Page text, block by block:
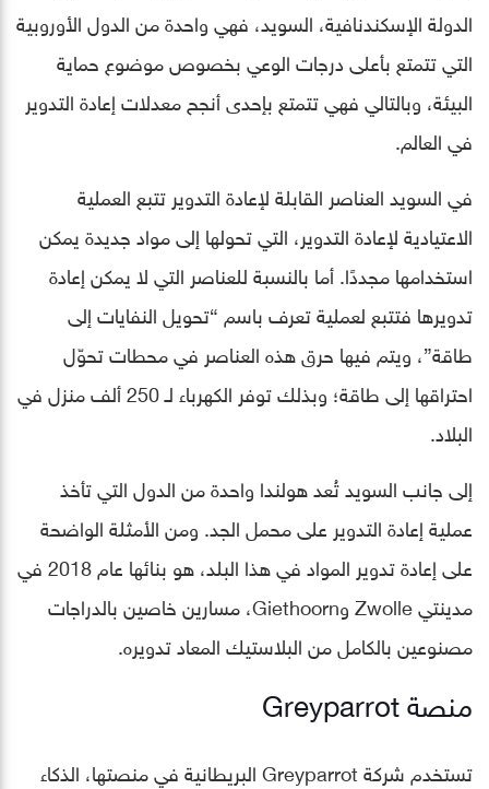
الدولة الإسكندنافية، السويد، فهي واحدة من الدول الأوروبية
التي تتمتع بأعلى درجات الوعي بخصوص موضوع حماية
البيئة، وبالتالي فهي تتمتع بإحدى أنجح معدلات إعادة التدوير
في العالم.
في السويد العناصر القابلة لإعادة التدوير تتبع العملية
الاعتيادية لإعادة التدوير، التي تحولها إلى مواد جديدة يمكن
استخدامها مجددًا. أما بالنسبة للعناصر التي لا يمكن إعادة
تدويرها فتتبع لعملية تعرف باسم “تحويل النفايات إلى
طاقة”، ويتم فيها حرق هذه العناصر في محطات تحوّل
احتراقها إلى طاقة؛ وبذلك توفر الكهرباء لـ 250 ألف منزل في
البلاد.
إلى جانب السويد تُعد هولندا واحدة من الدول التي تأخذ
عملية إعادة التدوير على محمل الجد. ومن الأمثلة الواضحة
على إعادة تدوير المواد في هذا البلد، هو بنائها عام 2018 في
مدينتي Zwolle وGiethoorn، مسارين خاصين بالدراجات
مصنوعين بالكامل من البلاستيك المعاد تدويره.
منصة Greyparrot
تستخدم شركة Greyparrot البريطانية في منصتها، الذكاء